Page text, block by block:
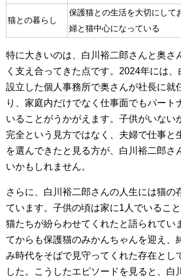
猫との暮らし
保護猫との生活を大切にして
婦と猫中心になっている
特に大きいのは、白川裕二郎さんと奥さ
く支え合ってきた点です。2024年には
設立した個人事務所で奥さんが社長に就
り、家庭内だけでなく仕事面でもパート
いることがうかがえます。子供がいない
完全という見方ではなく、夫婦で仕事と
を選んできたと見る方が、白川裕二郎さ
いかもしれません。
さらに、白川裕二郎さんの人生には猫の
ています。子供の頃は家に1人でいるこ
猫たちが紛らわせてくれたと語られてい
てからも保護猫のみかんちゃんを迎え、
み時代をそばで見守ってくれた存在とし
した。こうしたエピソードを見ると、白